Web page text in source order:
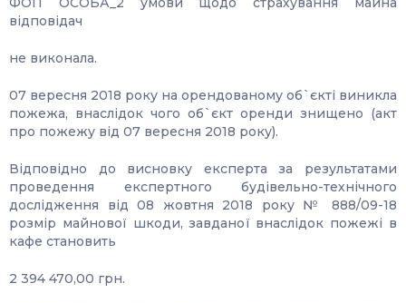
відповідач
не виконала.
07 вересня 2018 року на орендованому об`єкті виникла
пожежа, внаслідок чого об`єкт оренди знищено (акт
про пожежу від 07 вересня 2018 року).
Відповідно до висновку експерта за результатами
проведення експертного будівельно-технічного
дослідження від 08 жовтня 2018 року № 888/09-18
розмір майнової шкоди, завданої внаслідок пожежі в
кафе становить
2 394 470,00 грн.